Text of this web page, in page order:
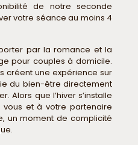
de notre seconde
votre séance au moins 4
par la romance et la
pour couples à domicile.
créent une expérience sur
du bien-être directement
Alors que l’hiver s’installe
et à votre partenaire
un moment de complicité